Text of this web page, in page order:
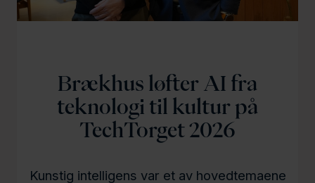
Brækhus løfter AI fra
teknologi til kultur på
TechTorget 2026
Kunstig intelligens var et av hovedtemaene